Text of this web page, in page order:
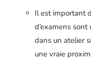
Il est important
d’examens
dans un atelier
une vraie